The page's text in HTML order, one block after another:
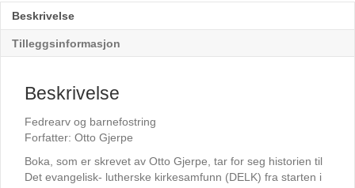
Beskrivelse
Tilleggsinformasjon
Beskrivelse
Fedrearv og barnefostring
Forfatter: Otto Gjerpe
Boka, som er skrevet av Otto Gjerpe, tar for seg historien til
Det evangelisk- lutherske kirkesamfunn (DELK) fra starten i